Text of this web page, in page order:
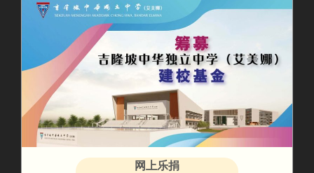
网上乐捐